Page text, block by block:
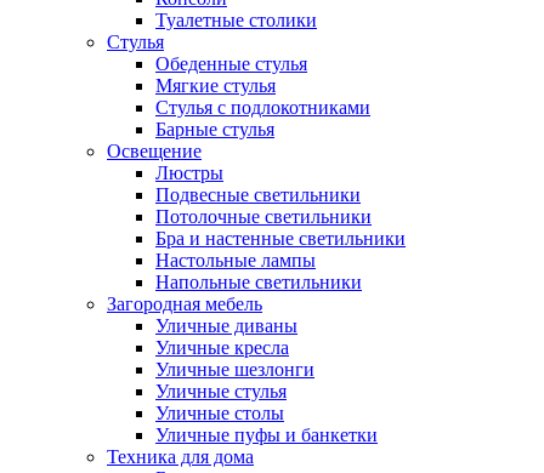
Туалетные столики
Стулья
Обеденные стулья
Мягкие стулья
Стулья с подлокотниками
Барные стулья
Освещение
Люстры
Подвесные светильники
Потолочные светильники
Бра и настенные светильники
Настольные лампы
Напольные светильники
Загородная мебель
Уличные диваны
Уличные кресла
Уличные шезлонги
Уличные стулья
Уличные столы
Уличные пуфы и банкетки
Техника для дома